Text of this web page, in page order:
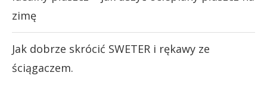
zimę
Jak dobrze skrócić SWETER i rękawy ze
ściągaczem.